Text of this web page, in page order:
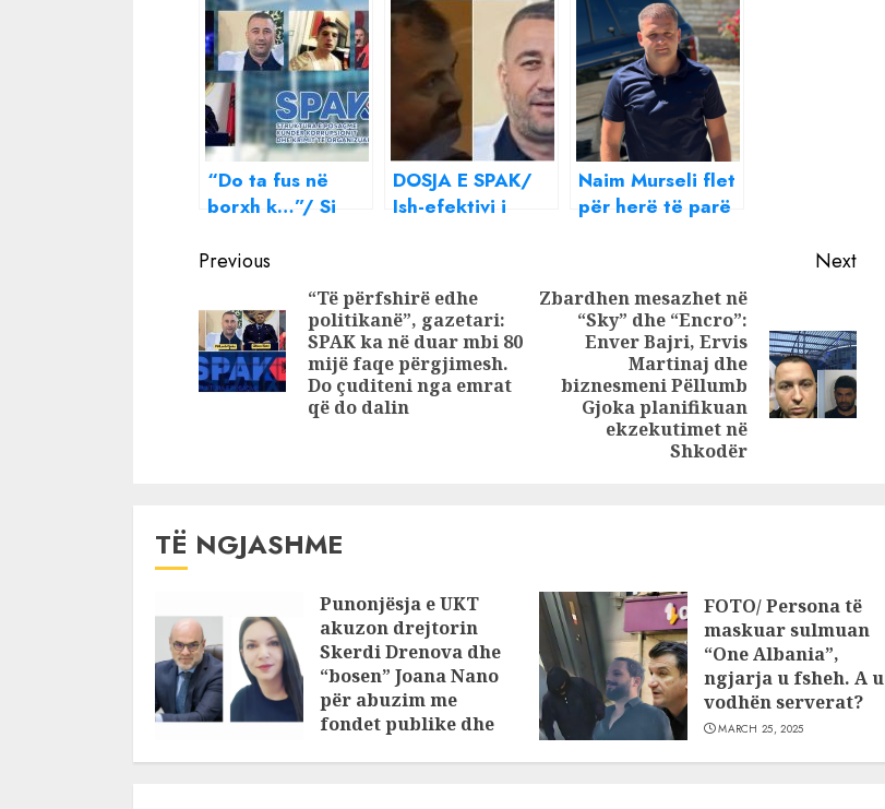
“Do ta fus në
borxh k…”/ Si
Pëllumb Gjoka
kërcënonin shefin
e policisë dhe
kontradikta e
AMP
DOSJA E SPAK/
Ish-efektivi i
biznesmenit
Gjoka, ndihmoi
vrasësit e Ndojit
të largoheshin
nga vendi i krimit
Naim Murseli flet
për herë të parë
vrasjen e gruas
së tij
Continue
Reading
Previous
Previous
post:
“Të përfshirë edhe
politikanë”, gazetari:
SPAK ka në duar mbi 80
mijë faqe përgjimesh.
Do çuditeni nga emrat
që do dalin
Next
post:
Zbardhen mesazhet në
“Sky” dhe “Encro”:
Enver Bajri, Ervis
Martinaj dhe
biznesmeni Pëllumb
Gjoka planifikuan
ekzekutimet në
Shkodër
TË NGJASHME
Punonjësja e UKT
akuzon drejtorin
Skerdi Drenova dhe
“bosen” Joana Nano
për abuzim me
fondet publike dhe
FOTO/ Persona të
maskuar sulmuan
“One Albania”,
ngjarja u fsheh. A u
vodhën serverat?
MARCH 25, 2025